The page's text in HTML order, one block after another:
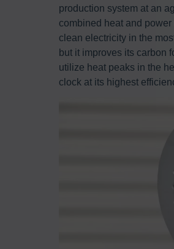
production system at an
combined heat and
clean electricity in the
but it improves its carbon
utilize heat peaks in the
clock at its highest